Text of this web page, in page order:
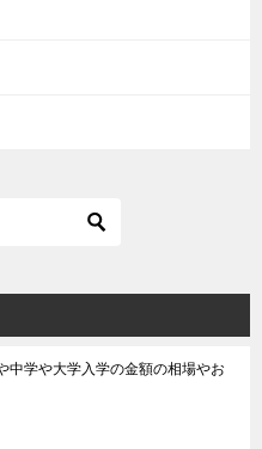
中学や大学入学の金額の相場やお